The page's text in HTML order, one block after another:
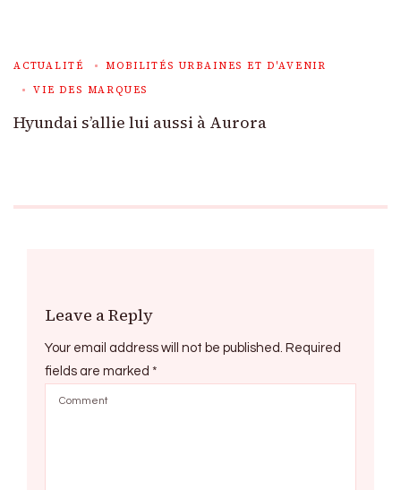
ACTUALITÉ
MOBILITÉS URBAINES ET D'AVENIR
VIE DES MARQUES
Hyundai s’allie lui aussi à Aurora
Leave a Reply
Your email address will not be published. Required
fields are marked *